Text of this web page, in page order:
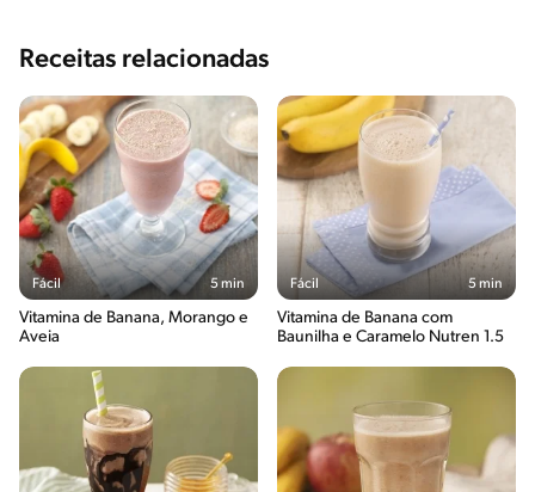
Receitas relacionadas
Fácil 5 min
Vitamina de Banana, Morango e
Aveia
Fácil 5 min
Vitamina de Banana com
Baunilha e Caramelo Nutren 1.5